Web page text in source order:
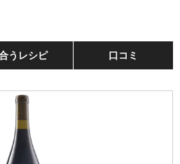
うレシピ 口コミ